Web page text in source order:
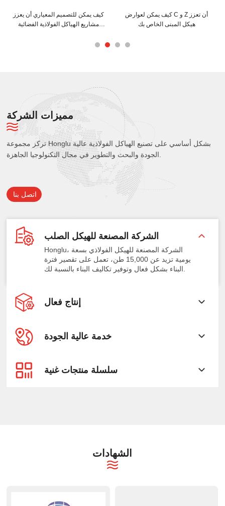
كيف يمكن للتصميم المعياري أن يعزز
مشاريع الهياكل الفولاذية الفضائية
كيف يمكن لعوارض C و Z أن تعزز
هيكل المبنى الخاص بك
مميزات الشركة
تركز مجموعة Honglu بشكل أساسي على تصنيع الهياكل الفولاذية عالية
اتصل بنا
الشركة المصنعة للهيكل الصلب
Honglu، الشركة المصنعة للهيكل الفولاذي بسعة
يومية تزيد عن 15,000 طن، تعمل على تقصير فترة
البناء بشكل فعال وتوفير تكاليف البناء بالنسبة لك.
إنتاج فعال
خدمة عالية الجودة
سلسلة منتجات غنية
الشهادات